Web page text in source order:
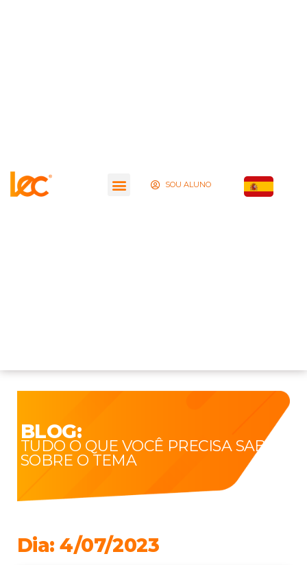
SOU ALUNO
BLOG:
TUDO O QUE VOCÊ PRECISA SABER
SOBRE O TEMA
Dia: 4/07/2023